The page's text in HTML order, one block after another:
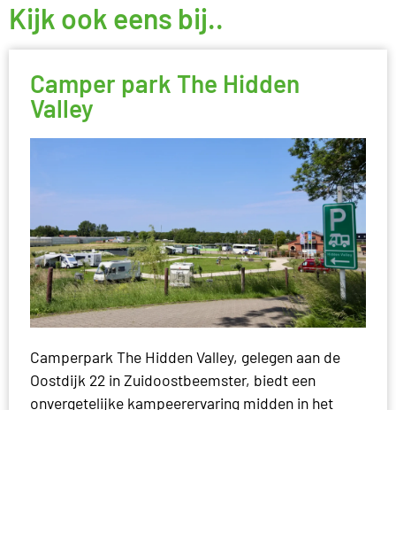
Kijk ook eens bij..
Camper park The Hidden
Valley
Camperpark The Hidden Valley, gelegen aan de
Oostdijk 22 in Zuidoostbeemster, biedt een
onvergetelijke kampeerervaring midden in het